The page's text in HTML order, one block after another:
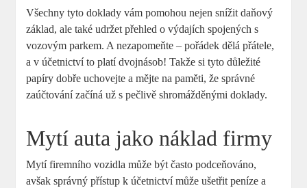
Všechny tyto doklady vám pomohou nejen snížit daňový
základ, ale také udržet přehled o výdajích spojených s
vozovým parkem. A nezapomeňte – pořádek dělá přátele,
a v účetnictví to platí dvojnásob! Takže si tyto důležité
papíry dobře uchovejte a mějte na paměti, že správné
zaúčtování začíná už s pečlivě shromážděnými doklady.
Mytí auta jako náklad firmy
Mytí firemního vozidla může být často podceňováno,
avšak správný přístup k účetnictví může ušetřit peníze a